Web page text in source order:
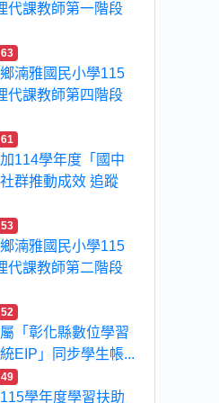
代課教師第一階段
63
湳雅國民小學115
代課教師第四階段
61
114學年度「國中
群推動成效 追蹤
53
湳雅國民小學115
代課教師第二階段
52
「彰化縣數位學習
EIP」同步學生帳...
49
學年度學習扶助